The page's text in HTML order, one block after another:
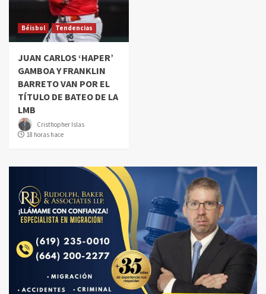
Béisbol Tendencias
JUAN CARLOS ‘HAPER’
GAMBOA Y FRANKLIN
BARRETO VAN POR EL
TÍTULO DE BATEO DE LA
LMB
Cristhopher Islas
18 horas hace